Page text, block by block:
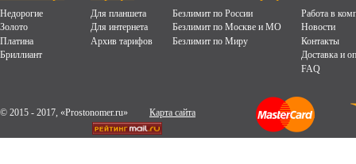
Недорогие
Золото
Платина
Бриллиант
Для планшета
Для интернета
Архив тарифов
Безлимит по России
Безлимит по Москве и МО
Безлимит по Миру
Работа в
Новости
Контакты
Доставка и
FAQ
© 2015 - 2017, «Prostonomer.ru» Карта сайта